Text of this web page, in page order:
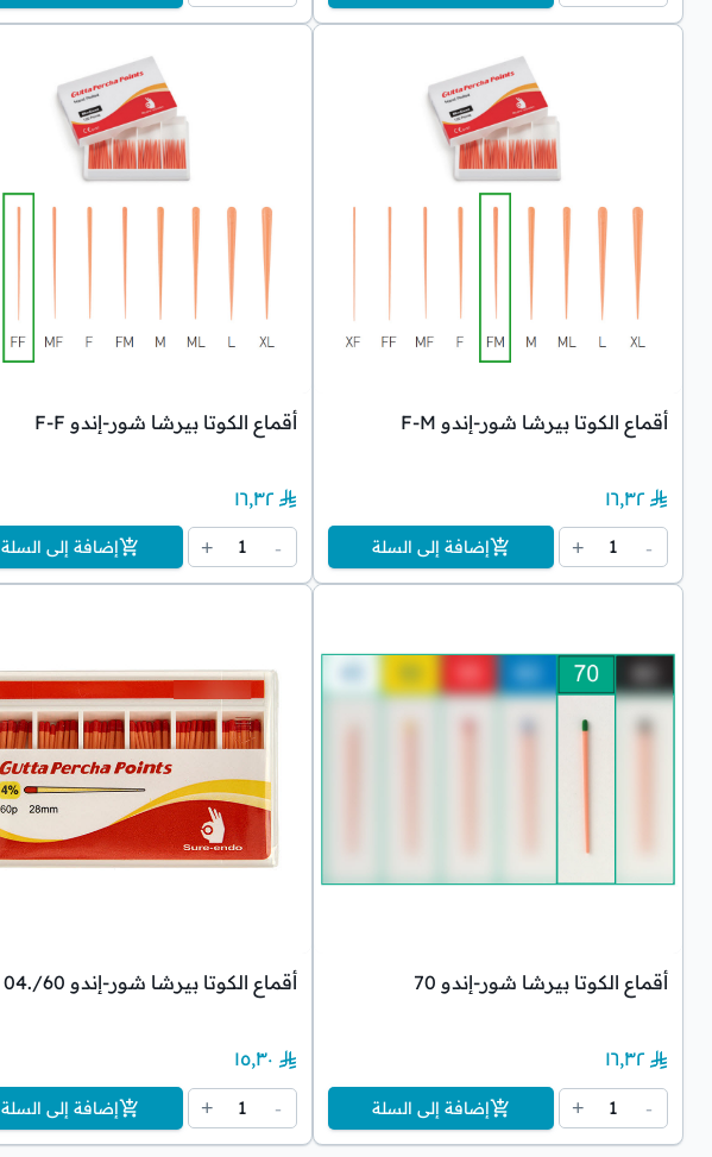
أقماع الكوتا بيرشا شور-إندو F-M
١٦٫٣٢
-
1
+ إضافة إلى السلة
أقماع الكوتا بيرشا شور-إندو F-F
١٦٫٣٢
-
1
+ إضافة إلى السلة
أقماع الكوتا بيرشا شور-إندو 70
١٦٫٣٢
-
1
+ إضافة إلى السلة
أقماع الكوتا بيرشا شور-إندو 60/.04
١٥٫٣٠
-
1
+ إضافة إلى السلة